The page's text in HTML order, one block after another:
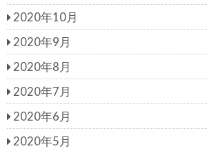
2020年10月
2020年9月
2020年8月
2020年7月
2020年6月
2020年5月